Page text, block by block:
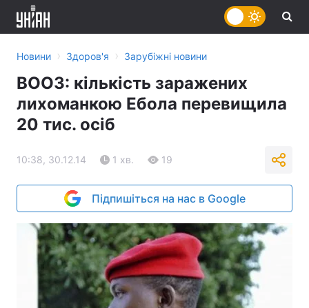
Новини › Здоров'я › Зарубіжні новини
ВООЗ: кількість заражених
лихоманкою Ебола перевищила
20 тис. осіб
10:38, 30.12.14 1 хв. 19
Підпишіться на нас в Google